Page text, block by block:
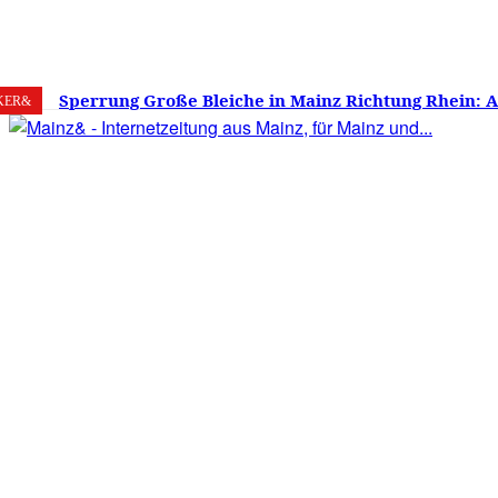
9. August 2026 28.9 Mainz
Sperrung Große Bleiche in Mainz Richtung Rhein:
verwirrt, Mainzer stinksauer – Haben die Mainzer